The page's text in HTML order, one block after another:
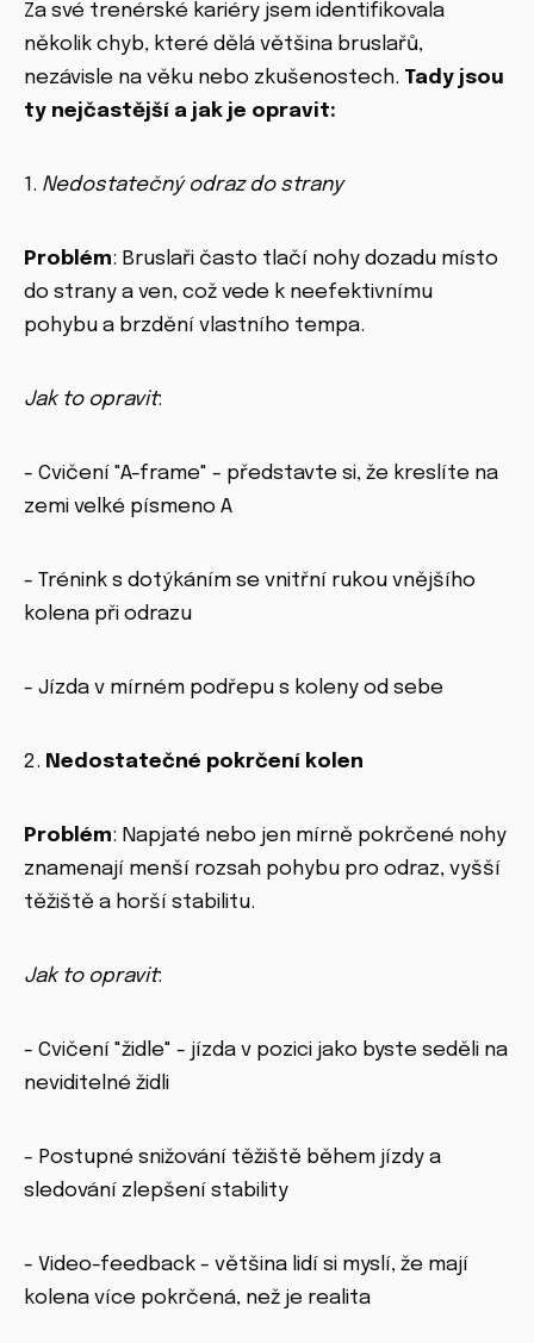
Za své trenérské kariéry jsem identifikovala
několik chyb, které dělá většina bruslařů,
nezávisle na věku nebo zkušenostech. Tady jsou
ty nejčastější a jak je opravit:
1. Nedostatečný odraz do strany
Problém: Bruslaři často tlačí nohy dozadu místo
do strany a ven, což vede k neefektivnímu
pohybu a brzdění vlastního tempa.
Jak to opravit:
- Cvičení "A-frame" - představte si, že kreslíte na
zemi velké písmeno A
- Trénink s dotýkáním se vnitřní rukou vnějšího
kolena při odrazu
- Jízda v mírném podřepu s koleny od sebe
2. Nedostatečné pokrčení kolen
Problém: Napjaté nebo jen mírně pokrčené nohy
znamenají menší rozsah pohybu pro odraz, vyšší
těžiště a horší stabilitu.
Jak to opravit:
- Cvičení "židle" - jízda v pozici jako byste seděli na
neviditelné židli
- Postupné snižování těžiště během jízdy a
sledování zlepšení stability
- Video-feedback - většina lidí si myslí, že mají
kolena více pokrčená, než je realita